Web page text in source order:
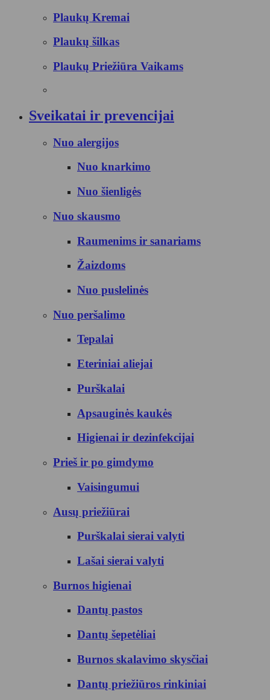
Plaukų Kremai
Plaukų šilkas
Plaukų Priežiūra Vaikams
Sveikatai ir prevencijai
Nuo alergijos
Nuo knarkimo
Nuo šienligės
Nuo skausmo
Raumenims ir sanariams
Žaizdoms
Nuo puslelinės
Nuo peršalimo
Tepalai
Eteriniai aliejai
Purškalai
Apsauginės kaukės
Higienai ir dezinfekcijai
Prieš ir po gimdymo
Vaisingumui
Ausų priežiūrai
Purškalai sierai valyti
Lašai sierai valyti
Burnos higienai
Dantų pastos
Dantų šepetėliai
Burnos skalavimo skysčiai
Dantų priežiūros rinkiniai